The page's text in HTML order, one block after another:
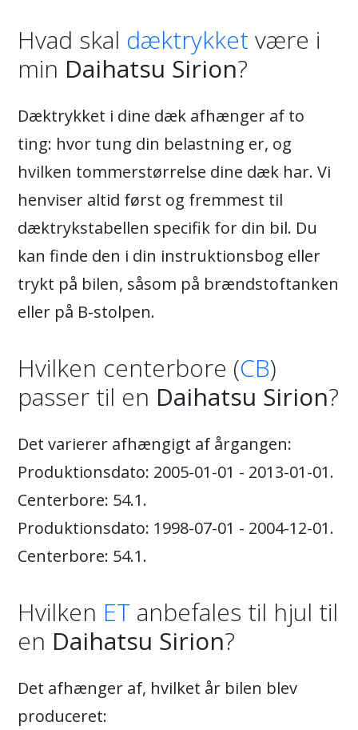
Hvad skal dæktrykket være i
min Daihatsu Sirion?
Dæktrykket i dine dæk afhænger af to
ting: hvor tung din belastning er, og
hvilken tommerstørrelse dine dæk har. Vi
henviser altid først og fremmest til
dæktrykstabellen specifik for din bil. Du
kan finde den i din instruktionsbog eller
trykt på bilen, såsom på brændstoftanken
eller på B-stolpen.
Hvilken centerbore (CB)
passer til en Daihatsu Sirion?
Det varierer afhængigt af årgangen:
Produktionsdato: 2005-01-01 - 2013-01-01.
Centerbore: 54.1.
Produktionsdato: 1998-07-01 - 2004-12-01.
Centerbore: 54.1.
Hvilken ET anbefales til hjul til
en Daihatsu Sirion?
Det afhænger af, hvilket år bilen blev
produceret: